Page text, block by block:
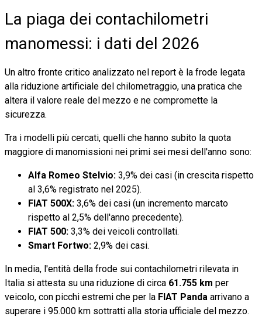
La piaga dei contachilometri
manomessi: i dati del 2026
Un altro fronte critico analizzato nel report è la frode legata
alla riduzione artificiale del chilometraggio, una pratica che
altera il valore reale del mezzo e ne compromette la
sicurezza.
Tra i modelli più cercati, quelli che hanno subito la quota
maggiore di manomissioni nei primi sei mesi dell'anno sono:
Alfa Romeo Stelvio: 3,9% dei casi (in crescita rispetto
al 3,6% registrato nel 2025).
FIAT 500X: 3,6% dei casi (un incremento marcato
rispetto al 2,5% dell'anno precedente).
FIAT 500: 3,3% dei veicoli controllati.
Smart Fortwo: 2,9% dei casi.
In media, l'entità della frode sui contachilometri rilevata in
Italia si attesta su una riduzione di circa 61.755 km per
veicolo, con picchi estremi che per la FIAT Panda arrivano a
superare i 95.000 km sottratti alla storia ufficiale del mezzo.